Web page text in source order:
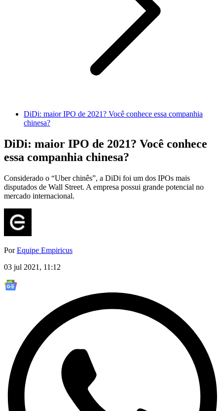
DiDi: maior IPO de 2021? Você conhece essa companhia
chinesa?
DiDi: maior IPO de 2021? Você conhece
essa companhia chinesa?
Considerado o “Uber chinês”, a DiDi foi um dos IPOs mais
disputados de Wall Street. A empresa possui grande potencial no
mercado internacional.
PorEquipe Empiricus
03 jul 2021, 11:12